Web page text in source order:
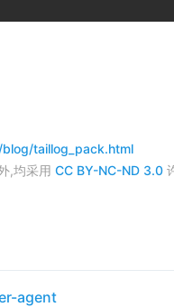
taillog_pack.html
,均采用 CC BY-NC-ND 3.0
agent